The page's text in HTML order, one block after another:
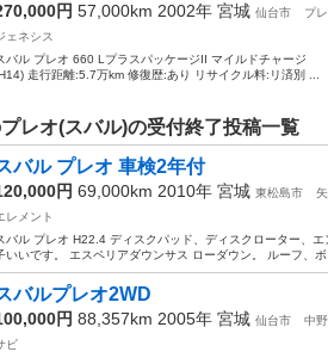
円 57,000km 2002年 宮城 仙台市
プ
ェネシス
バル プレオ 660 LプラスパッケージII マイルドチャージ
走行距離:5.7万km 修復歴:あり リサイクル料:リ済別 ...
レオ(スバル)の受付終了投稿一覧
バル プレオ 車検2年付
円 69,000km 2010年 宮城 東松島市
レメント
バル プレオ H22.4 ディスクパッド、ディスクローター、
いいです。 エスペリアダウンサス ローダウン。 ルーフ、
バルプレオ2WD
円 88,357km 2005年 宮城 仙台市 中
ビ